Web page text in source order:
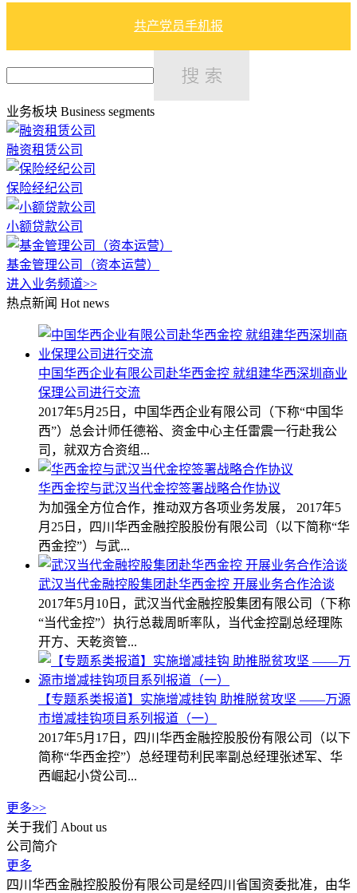
共产党员手机报
业务板块 Business segments
融资租赁公司
保险经纪公司
小额贷款公司
基金管理公司（资本运营）
进入业务频道>>
热点新闻 Hot news
中国华西企业有限公司赴华西金控 就组建华西深圳商业
保理公司进行交流
2017年5月25日，中国华西企业有限公司（下称“中国华
西”）总会计师任德裕、资金中心主任雷震一行赴我公
司，就双方合资组...
华西金控与武汉当代金控签署战略合作协议
为加强全方位合作，推动双方各项业务发展， 2017年5
月25日，四川华西金融控股股份有限公司（以下简称“华
西金控”）与武...
武汉当代金融控股集团赴华西金控 开展业务合作洽谈
2017年5月10日，武汉当代金融控股集团有限公司（下称
“当代金控”）执行总裁周昕率队，当代金控副总经理陈
开方、天乾资管...
【专题系类报道】实施增减挂钩 助推脱贫攻坚 ——万源
市增减挂钩项目系列报道（一）
2017年5月17日，四川华西金融控股股份有限公司（以下
简称“华西金控”）总经理苟利民率副总经理张述军、华
西崛起小贷公司...
更多>>
关于我们
About us
公司简介
更多
四川华西金融控股股份有限公司是经四川省国资委批准，由华